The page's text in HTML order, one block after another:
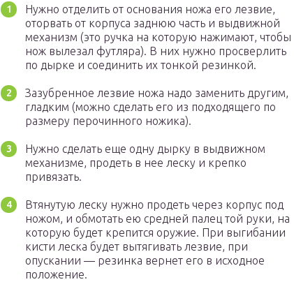
Нужно отделить от основания ножа его лезвие,
оторвать от корпуса заднюю часть и выдвижной
механизм (это ручка на которую нажимают, чтобы
нож вылезал футляра). В них нужно просверлить
по дырке и соединить их тонкой резинкой.
Зазубренное лезвие ножа надо заменить другим,
гладким (можно сделать его из подходящего по
размеру перочинного ножика).
Нужно сделать еще одну дырку в выдвижном
механизме, продеть в нее леску и крепко
привязать.
Втянутую леску нужно продеть через корпус под
ножом, и обмотать ею средней палец той руки, на
которую будет крепится оружие. При выгибании
кисти леска будет вытягивать лезвие, при
опускании — резинка вернет его в исходное
положение.